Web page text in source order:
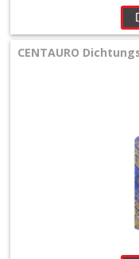
CENTAURO